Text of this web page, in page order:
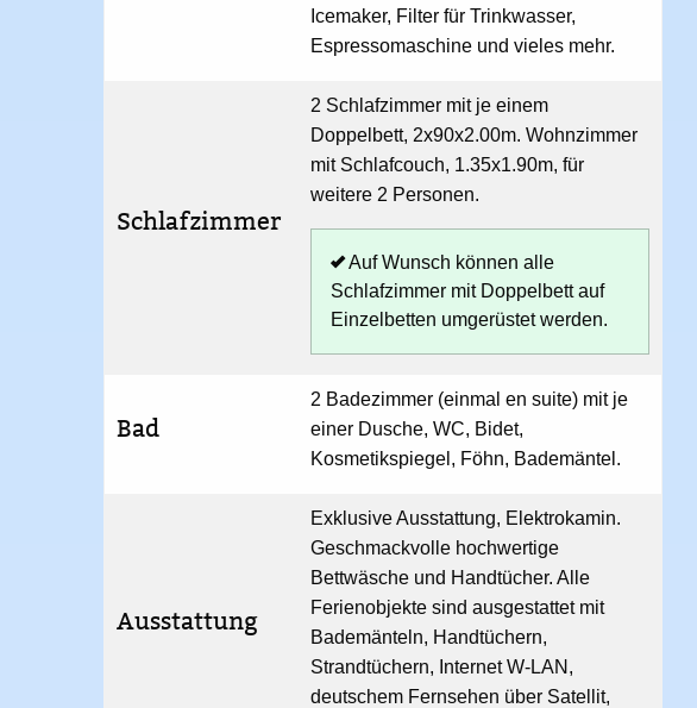
Icemaker, Filter für Trinkwasser,
Espressomaschine und vieles mehr.
Schlafzimmer
2 Schlafzimmer mit je einem
Doppelbett, 2x90x2.00m. Wohnzimmer
mit Schlafcouch, 1.35x1.90m, für
weitere 2 Personen.
Auf Wunsch können alle
Schlafzimmer mit Doppelbett auf
Einzelbetten umgerüstet werden.
Bad
2 Badezimmer (einmal en suite) mit je
einer Dusche, WC, Bidet,
Kosmetikspiegel, Föhn, Bademäntel.
Ausstattung
Exklusive Ausstattung, Elektrokamin.
Geschmackvolle hochwertige
Bettwäsche und Handtücher. Alle
Ferienobjekte sind ausgestattet mit
Bademänteln, Handtüchern,
Strandtüchern, Internet W-LAN,
deutschem Fernsehen über Satellit,